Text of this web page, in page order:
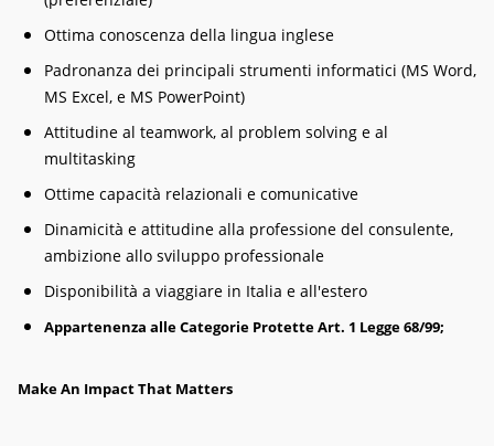
Ottima conoscenza della lingua inglese
Padronanza dei principali strumenti informatici (MS Word,
MS Excel, e MS PowerPoint)
Attitudine al teamwork, al problem solving e al
multitasking
Ottime capacità relazionali e comunicative
Dinamicità e attitudine alla professione del consulente,
ambizione allo sviluppo professionale
Disponibilità a viaggiare in Italia e all'estero
Appartenenza alle Categorie Protette Art. 1 Legge 68/99;
Make An Impact That Matters